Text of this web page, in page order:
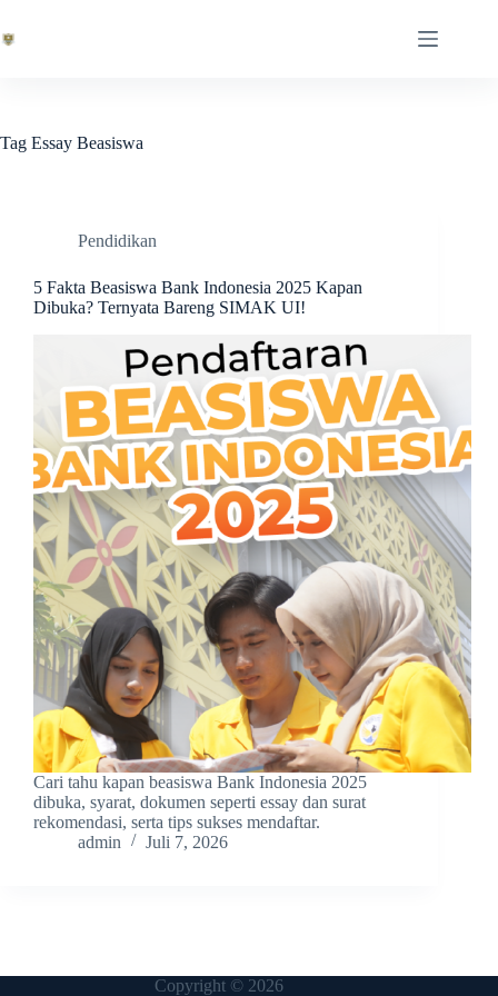
content
Tag Essay Beasiswa
Pendidikan
5 Fakta Beasiswa Bank Indonesia 2025 Kapan
Dibuka? Ternyata Bareng SIMAK UI!
Cari tahu kapan beasiswa Bank Indonesia 2025
dibuka, syarat, dokumen seperti essay dan surat
rekomendasi, serta tips sukses mendaftar.
admin
Juli 7, 2026
Copyright © 2026